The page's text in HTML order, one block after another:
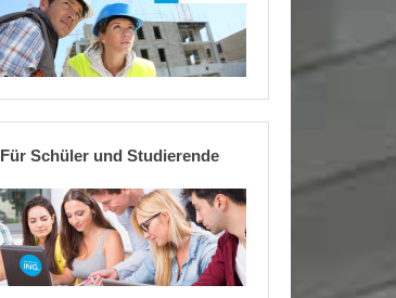
Für Schüler und Studierende